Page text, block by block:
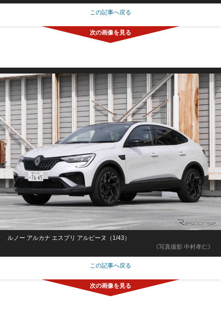
この記事へ戻る
《写真撮影 中村孝仁》
ルノー アルカナ エスプリ アルピーヌ（1/43）
この記事へ戻る